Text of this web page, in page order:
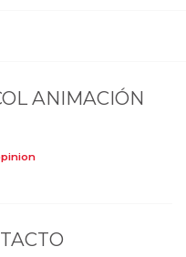
ANIMACIÓN